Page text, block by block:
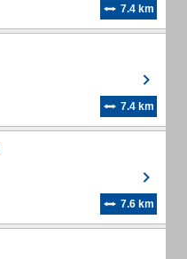
7.4 km
7.4 km
7.6 km